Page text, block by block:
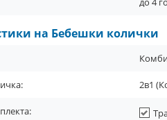
на Бебешки колички
2в1